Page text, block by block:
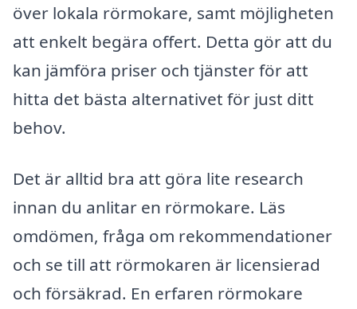
över lokala rörmokare, samt möjligheten
att enkelt begära offert. Detta gör att du
kan jämföra priser och tjänster för att
hitta det bästa alternativet för just ditt
behov.
Det är alltid bra att göra lite research
innan du anlitar en rörmokare. Läs
omdömen, fråga om rekommendationer
och se till att rörmokaren är licensierad
och försäkrad. En erfaren rörmokare